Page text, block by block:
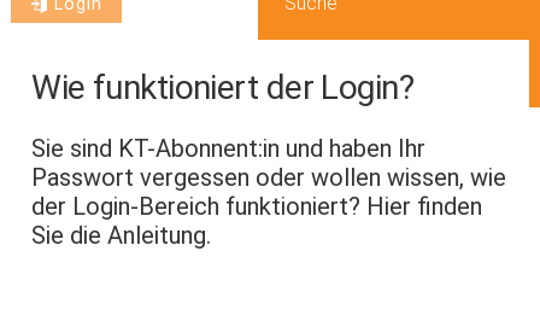
Wie funktioniert der Login?
Sie sind KT-Abonnent:in und haben Ihr
Passwort vergessen oder wollen wissen, wie
der Login-Bereich funktioniert? Hier finden
Sie die Anleitung.